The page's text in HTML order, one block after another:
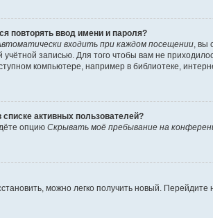
повторять ввод имени и пароля?
входить при каждом посещении, вы
учётной записью. Для того чтобы вам не
компьютере, например в библиотеке,
активных пользователей?
опцию Скрывать моё пребывание на
можно легко получить новый.